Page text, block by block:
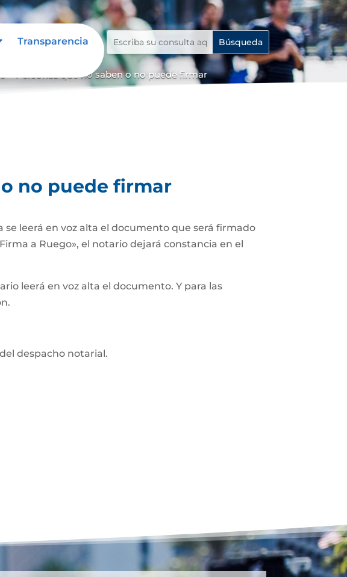
Transparencia
– Personas que no saben o no puede firmar
no puede firmar
leerá en voz alta el documento que será firmado
a Ruego», el notario dejará constancia en el
leerá en voz alta el documento. Y para las
despacho notarial.